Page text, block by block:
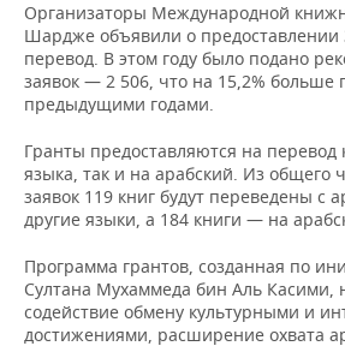
ТЕЛЕКОММУНИКАЦИИ
БИЗНЕС-БРАНЧИ
ONLINE-КОНФЕРЕНЦИИ
ФУТБОЛ
ХОККЕЙ
ВОЛЕЙБОЛ
ФИГУРНОЕ КАТАНИЕ
НОВОСТИ ОБЩЕСТВА
ВЛАСТЬ
ИСТОРИЯ
МЕДИЦИНА
ФОТОГАЛЕРЕЯ
СЮЖЕТЫ
СПИСОК ПЕРСОН
ПОЛНАЯ ВЕРСИЯ
Организаторы Международной
Шардже объявили о предоставлении
перевод. В этом году было подано
заявок — 2 506, что на 15,2% больше
предыдущими годами.
Гранты предоставляются на перевод
языка, так и на арабский. Из общего
заявок 119 книг будут переведены с
другие языки, а 184 книги — на
Программа грантов, созданная по
Султана Мухаммеда бин Аль Касими,
содействие обмену культурными и
достижениями, расширение охвата